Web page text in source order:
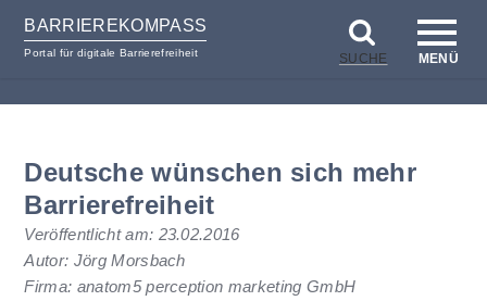
BARRIEREKOMPASS
Portal für digitale Barrierefreiheit SUCHE MENÜ
Deutsche wünschen sich mehr
Barrierefreiheit
Veröffentlicht am: 23.02.2016
Autor: Jörg Morsbach
Firma: anatom5 perception marketing GmbH